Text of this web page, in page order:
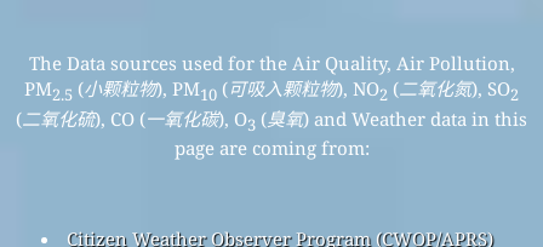
The Data sources used for the Air Quality, Air Pollution,
PM2.5 (小颗粒物), PM10 (可吸入颗粒物), NO2 (二氧化氮), SO2
(二氧化硫), CO (一氧化碳), O3 (臭氧) and Weather data in this
page are coming from:
Citizen Weather Observer Program (CWOP/APRS)